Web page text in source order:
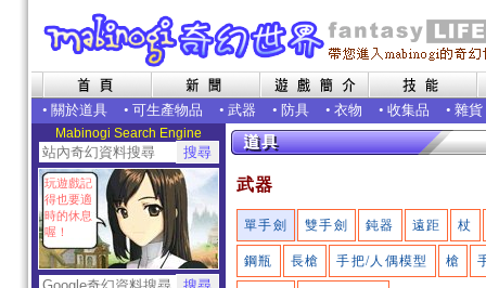
• 關於道具 • 可生產物品 • 武器 • 防具 • 衣物 • 收集品 • 雜貨
Mabinogi Search Engine
玩遊戲記
得也要適
時的休息
喔！
武器
單手劍 雙手劍 鈍器 遠距 杖
鋼瓶 長槍 手把/人偶模型 槍